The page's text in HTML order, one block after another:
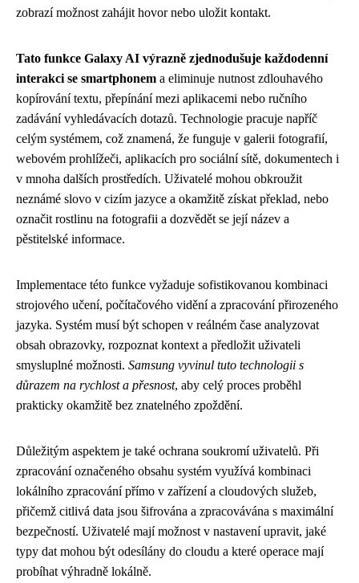
zobrazí možnost zahájit hovor nebo uložit kontakt.
Tato funkce Galaxy AI výrazně zjednodušuje každodenní
interakci se smartphonem a eliminuje nutnost zdlouhavého
kopírování textu, přepínání mezi aplikacemi nebo ručního
zadávání vyhledávacích dotazů. Technologie pracuje napříč
celým systémem, což znamená, že funguje v galerii fotografií,
webovém prohlížeči, aplikacích pro sociální sítě, dokumentech i
v mnoha dalších prostředích. Uživatelé mohou obkroužit
neznámé slovo v cizím jazyce a okamžitě získat překlad, nebo
označit rostlinu na fotografii a dozvědět se její název a
pěstitelské informace.
Implementace této funkce vyžaduje sofistikovanou kombinaci
strojového učení, počítačového vidění a zpracování přirozeného
jazyka. Systém musí být schopen v reálném čase analyzovat
obsah obrazovky, rozpoznat kontext a předložit uživateli
smysluplné možnosti. Samsung vyvinul tuto technologii s
důrazem na rychlost a přesnost, aby celý proces proběhl
prakticky okamžitě bez znatelného zpoždění.
Důležitým aspektem je také ochrana soukromí uživatelů. Při
zpracování označeného obsahu systém využívá kombinaci
lokálního zpracování přímo v zařízení a cloudových služeb,
přičemž citlivá data jsou šifrována a zpracovávána s maximální
bezpečností. Uživatelé mají možnost v nastavení upravit, jaké
typy dat mohou být odesílány do cloudu a které operace mají
probíhat výhradně lokálně.